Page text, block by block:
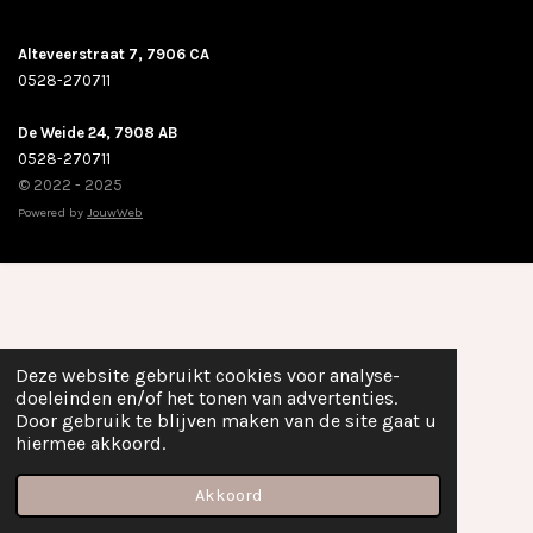
Deze website gebruikt cookies voor analyse-
doeleinden en/of het tonen van advertenties.
Door gebruik te blijven maken van de site gaat u
hiermee akkoord.
Akkoord
e
b
o
k
t
a
g
a
m
T
Alteveerstraat 7, 7906 CA
0528-270711
De Weide 24, 7908 AB
0528-270711
© 2022 - 2025
Powered by JouwWeb